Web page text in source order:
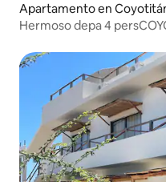
Apartamento en
Hermoso depa 4